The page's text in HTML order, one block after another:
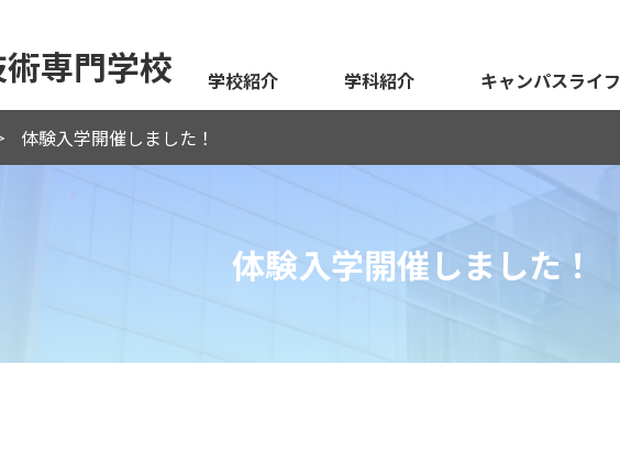
専門学校 学校紹介 学科紹介 キャンパスライフ
体験入学開催しました！
体験入学開催しました！